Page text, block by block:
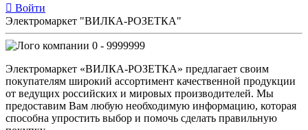
Войти
Электромаркет "ВИЛКА-РОЗЕТКА"
0 - 9999999
Электромаркет «ВИЛКА-РОЗЕТКА» предлагает своим
покупателям широкий ассортимент качественной продукции
от ведущих российских и мировых производителей. Мы
предоставим Вам любую необходимую информацию, которая
способна упростить выбор и помочь сделать правильную